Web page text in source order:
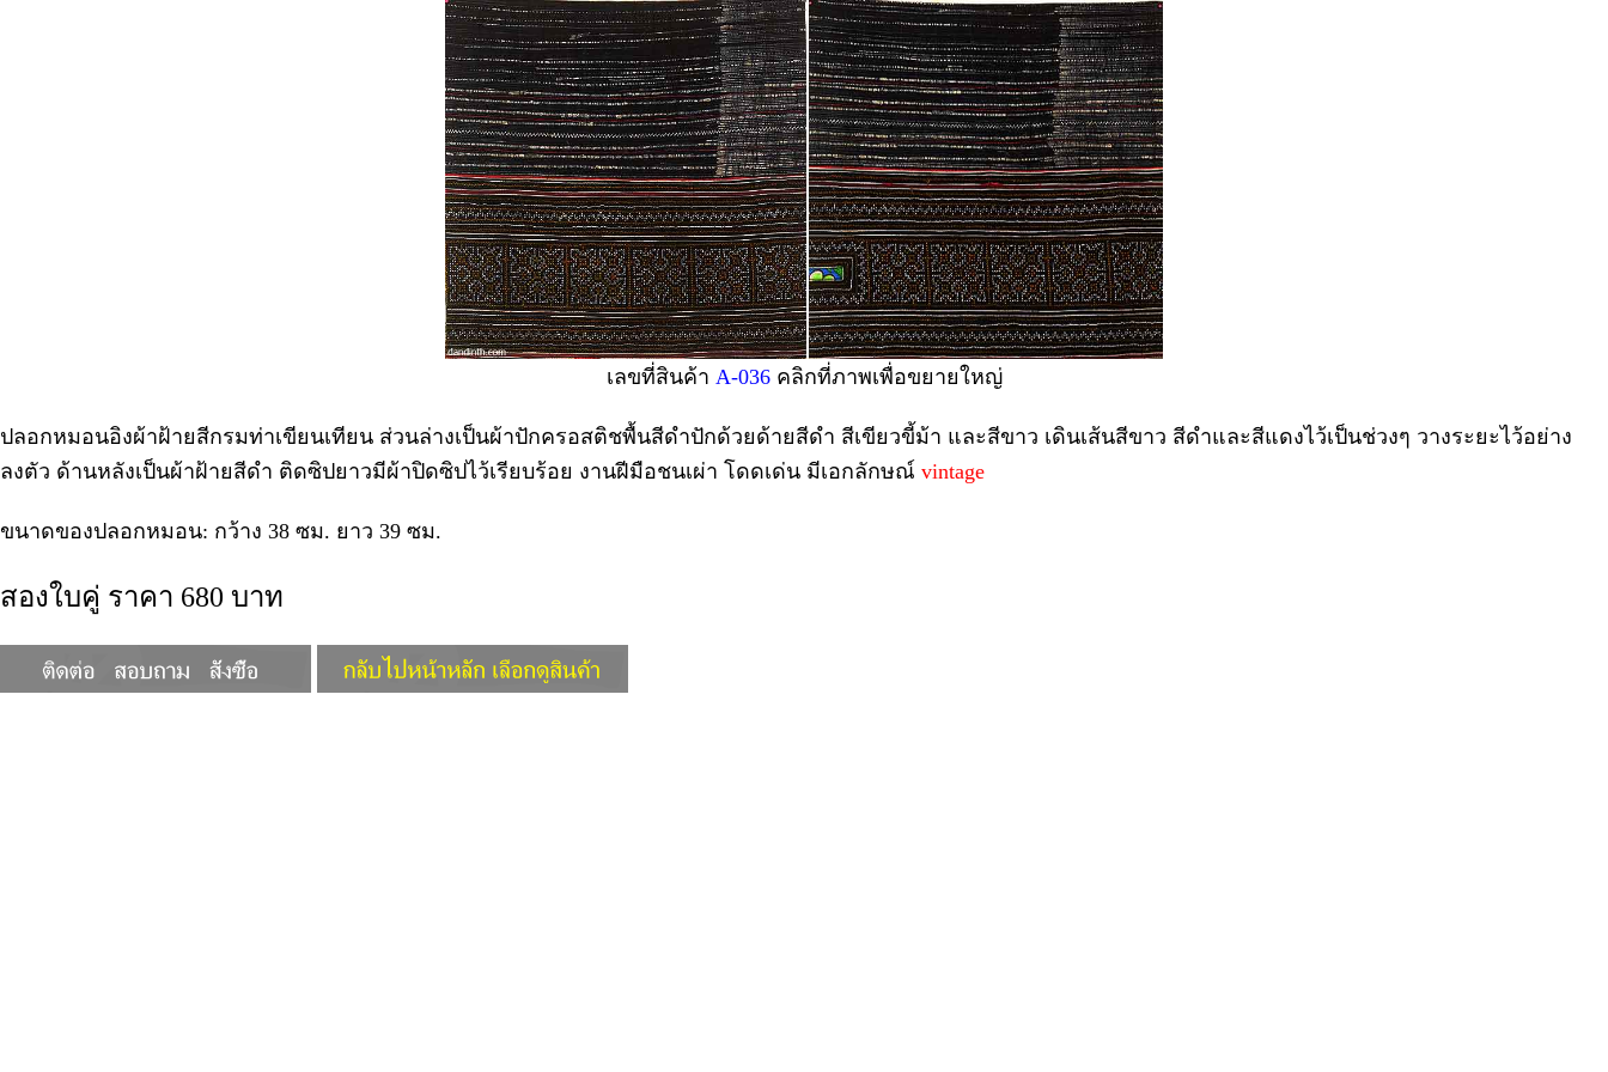
เลขที่สินค้า A-036คลิกที่ภาพเพื่อขยายใหญ่
ปลอกหมอนอิงผ้าฝ้ายสีกรมท่าเขียนเทียน ส่วนล่างเป็นผ้าปักครอสติชพื้นสีดำปักด้วยด้ายสีดำ สีเขียวขี้ม้า และสีขาว เดินเส้นสีขาว สีดำและสีแดงไว้เป็นช่วงๆ วางระยะไว้อย่าง
ลงตัว ด้านหลังเป็นผ้าฝ้ายสีดำ ติดซิปยาวมีผ้าปิดซิปไว้เรียบร้อย งานฝีมือชนเผ่า โดดเด่น มีเอกลักษณ์ vintage
ขนาดของปลอกหมอน: กว้าง 38 ซม. ยาว 39 ซม.
สองใบคู่ ราคา 680 บาท